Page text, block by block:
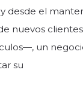
y desde el
nuevos clientes
un
su